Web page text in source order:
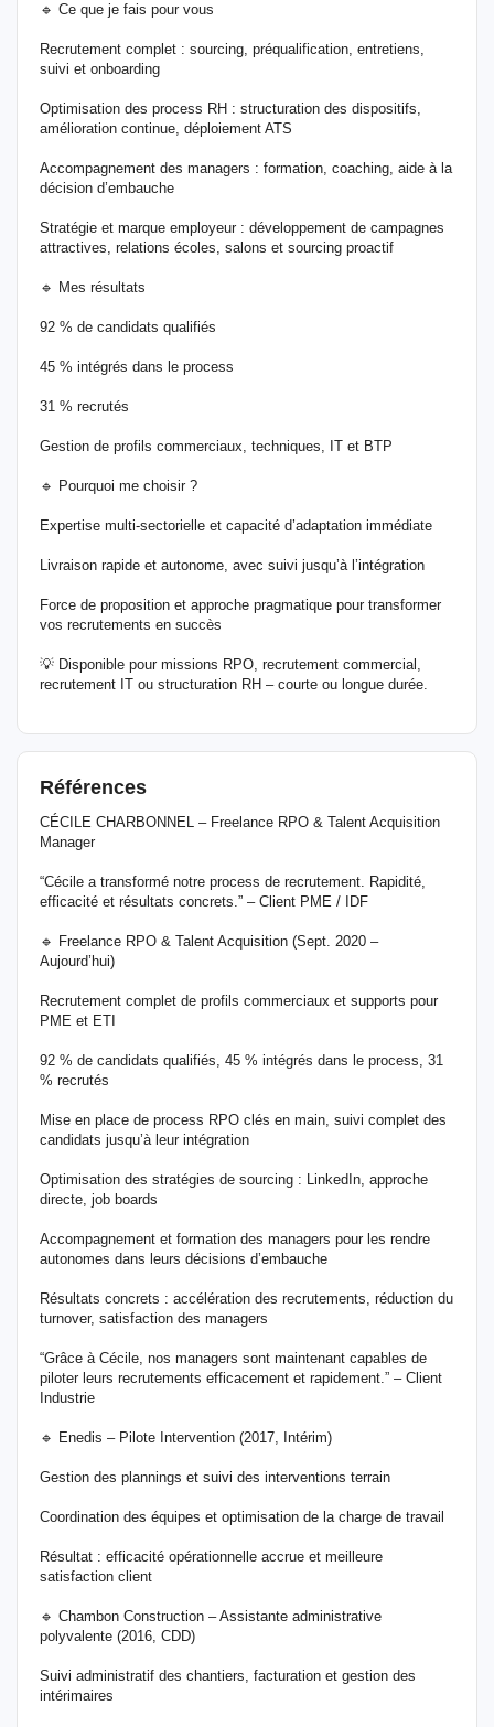
🔹 Ce que je fais pour vous
Recrutement complet : sourcing, préqualification, entretiens,
suivi et onboarding
Optimisation des process RH : structuration des dispositifs,
amélioration continue, déploiement ATS
Accompagnement des managers : formation, coaching, aide à la
décision d’embauche
Stratégie et marque employeur : développement de campagnes
attractives, relations écoles, salons et sourcing proactif
🔹 Mes résultats
92 % de candidats qualifiés
45 % intégrés dans le process
31 % recrutés
Gestion de profils commerciaux, techniques, IT et BTP
🔹 Pourquoi me choisir ?
Expertise multi-sectorielle et capacité d’adaptation immédiate
Livraison rapide et autonome, avec suivi jusqu’à l’intégration
Force de proposition et approche pragmatique pour transformer
vos recrutements en succès
💡 Disponible pour missions RPO, recrutement commercial,
recrutement IT ou structuration RH – courte ou longue durée.
Références
CÉCILE CHARBONNEL – Freelance RPO & Talent Acquisition
Manager
“Cécile a transformé notre process de recrutement. Rapidité,
efficacité et résultats concrets.” – Client PME / IDF
🔹 Freelance RPO & Talent Acquisition (Sept. 2020 –
Aujourd’hui)
Recrutement complet de profils commerciaux et supports pour
PME et ETI
92 % de candidats qualifiés, 45 % intégrés dans le process, 31
% recrutés
Mise en place de process RPO clés en main, suivi complet des
candidats jusqu’à leur intégration
Optimisation des stratégies de sourcing : LinkedIn, approche
directe, job boards
Accompagnement et formation des managers pour les rendre
autonomes dans leurs décisions d’embauche
Résultats concrets : accélération des recrutements, réduction du
turnover, satisfaction des managers
“Grâce à Cécile, nos managers sont maintenant capables de
piloter leurs recrutements efficacement et rapidement.” – Client
Industrie
🔹 Enedis – Pilote Intervention (2017, Intérim)
Gestion des plannings et suivi des interventions terrain
Coordination des équipes et optimisation de la charge de travail
Résultat : efficacité opérationnelle accrue et meilleure
satisfaction client
🔹 Chambon Construction – Assistante administrative
polyvalente (2016, CDD)
Suivi administratif des chantiers, facturation et gestion des
intérimaires